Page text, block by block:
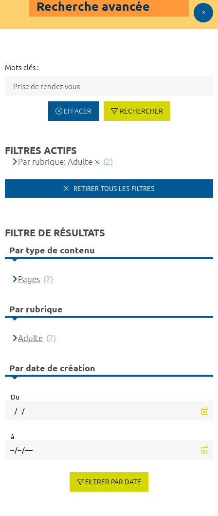
Recherche avancée
Mots-clés :
EFFACER RECHERCHER
FILTRES ACTIFS
Par rubrique: Adulte (2)
RETIRER TOUS LES FILTRES
FILTRE DE RÉSULTATS
Par type de contenu
Pages (2)
Par rubrique
Adulte (2)
Par date de création
Du
à
FILTRER PAR DATE